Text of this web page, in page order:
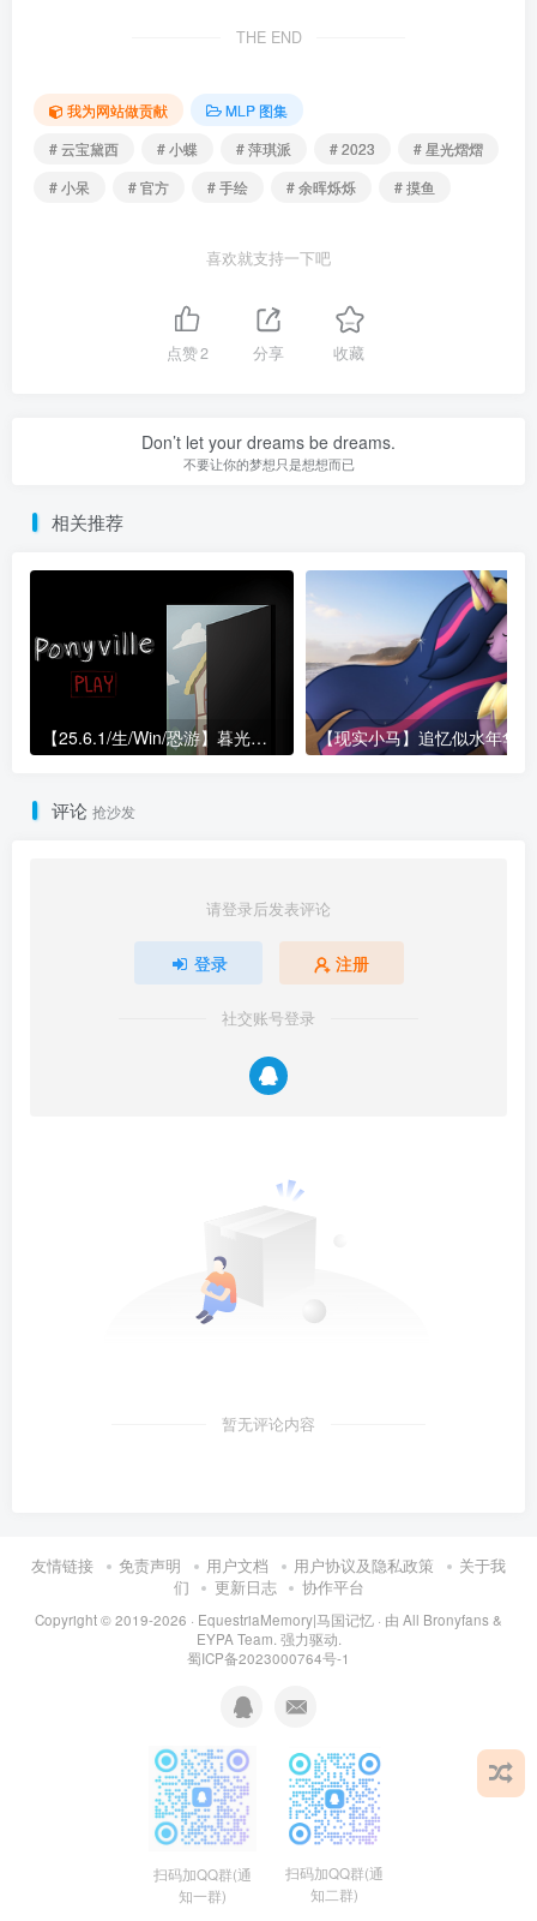
THE END
我为网站做贡献
MLP 图集
# 云宝黛西
# 小蝶 # 萍琪派 # 2023
# 星光熠熠
# 小呆
# 官方 # 手绘 # 余晖烁烁 # 摸鱼
喜欢就支持一下吧
点赞2 分享 收藏
Don’t let your dreams be dreams.
不要让你的梦想只是想想而已
相关推荐
【25.6.1/生/Win/恐游】暮光的伊甸园 Ponyville
评论 抢沙发
请登录后发表评论
登录 注册
社交账号登录
暂无评论内容
友情链接 免责声明 用户文档 用户协议及隐私政策
关于我
们
更新日志 协作平台
Copyright © 2019-2026 · EquestriaMemory|马国记忆 · 由 All Bronyfans &
EYPA Team. 强力驱动.
蜀ICP备2023000764号-1
扫码加QQ群(通
知一群)
扫码加QQ群(通
知二群)